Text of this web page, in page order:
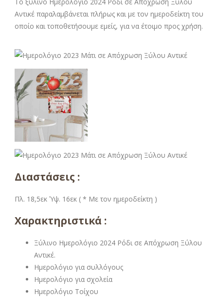
Αντικέ παραλαμβάνεται πλήρως και με τον ημεροδείκτη του
οποίο και τοποθετήσουμε εμείς, για να έτοιμο προς χρήση.
Διαστάσεις :
Πλ. 18,5εκ Ύψ. 16εκ ( * Με τον ημεροδείκτη )
Χαρακτηριστικά :
Ξύλινο Ημερολόγιο 2024 Ρόδι σε Απόχρωση Ξύλου
Αντικέ.
Ημερολόγιο για συλλόγους
Ημερολόγιο για σχολεία
Ημερολόγιο Τοίχου